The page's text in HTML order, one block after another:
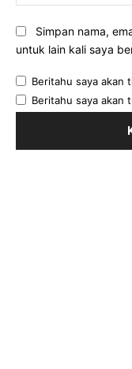
Simpan nama,
untuk lain kali saya
Beritahu saya akan
Beritahu saya akan